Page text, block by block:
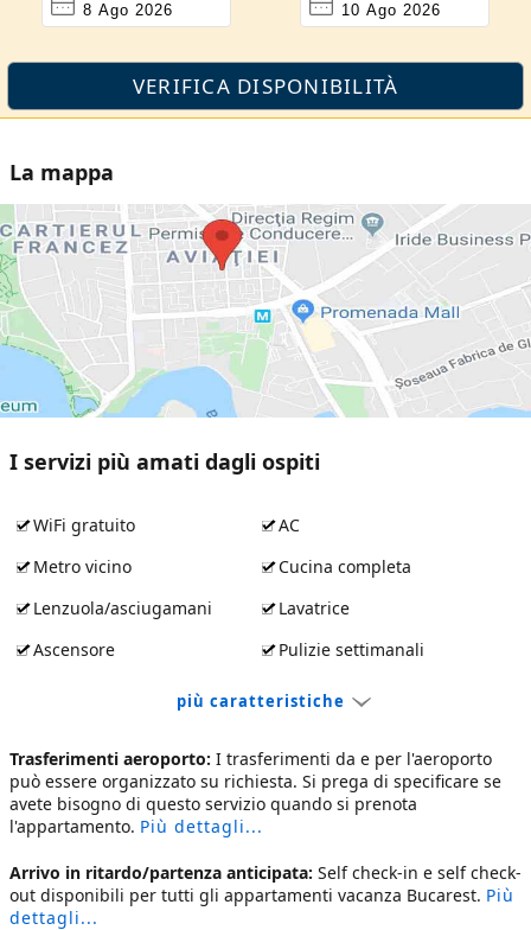
La mappa
I servizi più amati dagli ospiti
WiFi gratuito
AC
Metro vicino
Cucina completa
Lenzuola/asciugamani
Lavatrice
Ascensore
Pulizie settimanali
più caratteristiche
Trasferimenti aeroporto: I trasferimenti da e per l'aeroporto
può essere organizzato su richiesta. Si prega di specificare se
avete bisogno di questo servizio quando si prenota
l'appartamento. Più dettagli...
Arrivo in ritardo/partenza anticipata: Self check-in e self check-
out disponibili per tutti gli appartamenti vacanza Bucarest. Più
dettagli...